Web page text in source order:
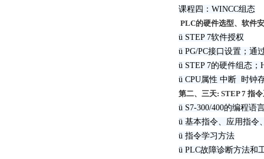
课程四：WINCC组态
PLC的硬件选型、软件
ü STEP 7软件授权
ü PG/PC接口设置；通
ü STEP 7的硬件组态
ü CPU属性 中断 时钟
第二、三天: STEP 7 指
ü S7-300/400的编程语
ü 基本指令、应用指令
ü 指令学习方法
ü PLC故障诊断方法和